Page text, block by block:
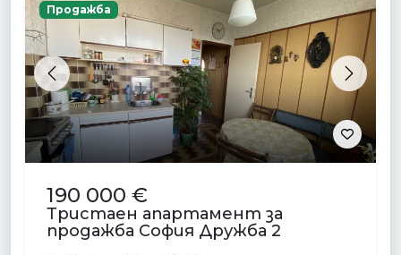
Previous Next
Продажба
190 000 €
Тристаен апартамент за
продажба София Дружба 2